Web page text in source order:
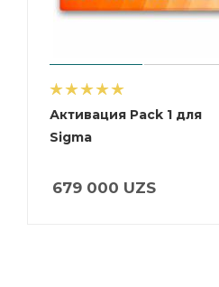
Активация Pack 1 для
Sigma
679 000 UZS